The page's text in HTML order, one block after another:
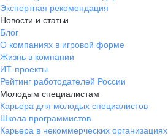
Экспертная рекомендация
Новости и статьи
Блог
О компаниях в игровой форме
Жизнь в компании
ИТ-проекты
Рейтинг работодателей России
Молодым специалистам
Карьера для молодых специалистов
Школа программистов
Карьера в некоммерческих организациях